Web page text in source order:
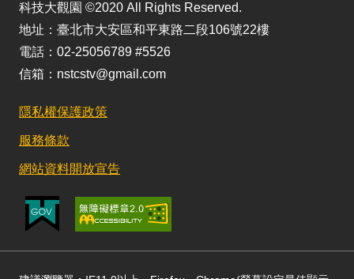
科技大觀園 ©2020 All Rights Reserved.
地址：臺北市大安區和平東路二段106號22樓
電話：02-25056789 #5526
信箱：nstcstv@gmail.com
隱私權保護政策
服務條款
網站資料開放宣告